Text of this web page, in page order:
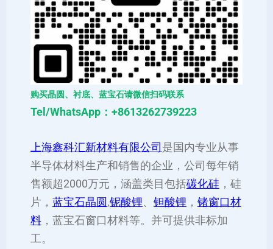
购买晶圆、衬底、蓝宝石请微信扫码联系
Tel/WhatsApp：+8613262739223
上海鑫科汇新材料有限公司 是国内专业从事
半导体材料生产和销售的企业，公司每年销
售额超2000万元，涵盖类目包括碳化硅 ，硅
片， 蓝宝石晶圆 ,铌酸锂、 钽酸锂 ， 锗窗口材
料 ，蓝宝石窗口材料等。并可提供非标加
工。